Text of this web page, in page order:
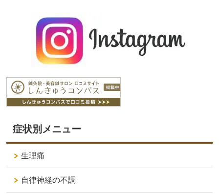
症状別メニュー
生理痛
自律神経の不調